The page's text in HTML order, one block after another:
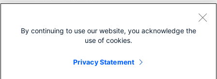
シスコ サービス契約 が必要です。)
By continuing to use our website, you acknowledge the
use of cookies.
Privacy Statement